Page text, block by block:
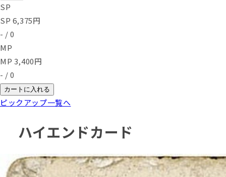
SP
SP 6,375円
- / 0
MP
MP 3,400円
- / 0
カートに入れる
ピックアップ一覧へ
ハイエンドカード